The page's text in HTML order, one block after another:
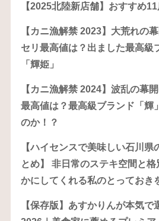
【2025北陸新店舗】おすすめ
【カニ漁解禁 2023】大荒れの
セリ最高値は？出ました最高級
「輝姫」
【カニ漁解禁 2024】波乱の幕
最高値は？最高級ブランド「輝
のか！？
【ハイセンスで美味しい石川県
とめ】 非日常のステキ空間と
かにしてくれる私のとっておき
【保存版】あすかりんが本気で